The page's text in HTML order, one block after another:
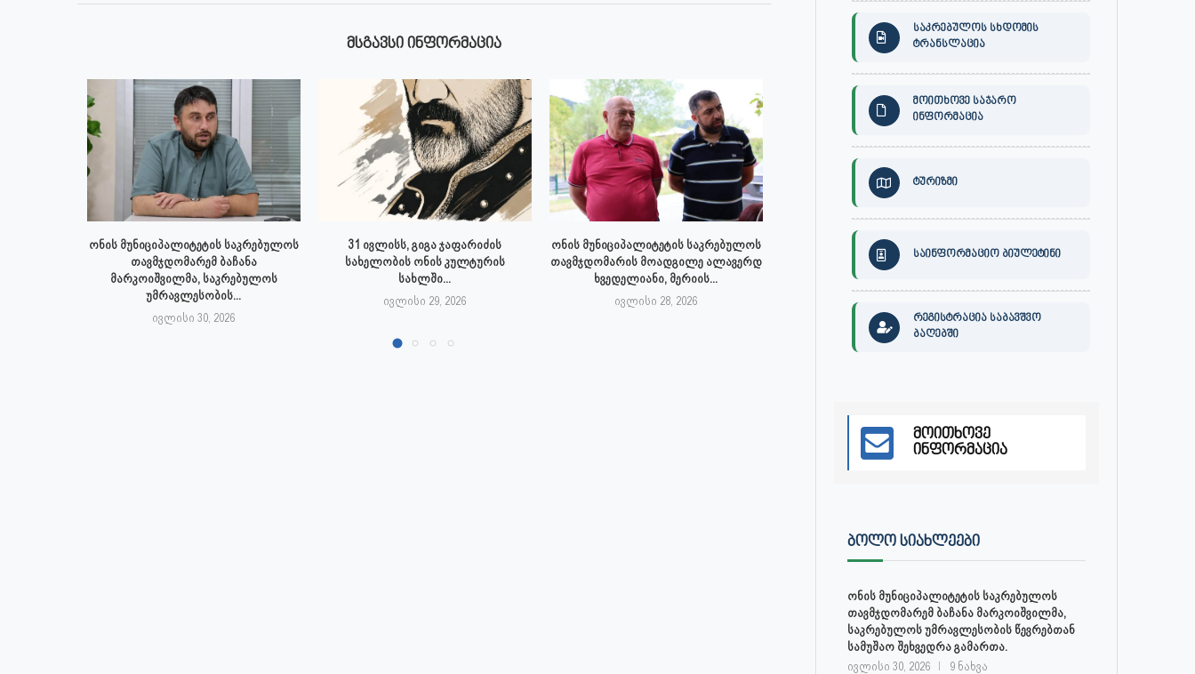
ᲛᲡᲒᲐᲕᲡᲘ ᲘᲜᲤᲝᲠᲛᲐᲪᲘᲐ
ონის მუნიციპალიტეტის საკრებულოს
თავმჯდომარემ ბაჩანა
მარკოიშვილმა, საკრებულოს
უმრავლესობის...
ივლისი 30, 2026
31 ივლისს, გიგა ჯაფარიძის
სახელობის ონის კულტურის
სახლში...
ივლისი 29, 2026
ონის მუნიციპალიტეტის საკრებულოს
თავმჯდომარის მოადგილე ალავერდ
ხვედელიანი, მერიის...
ივლისი 28, 2026
30 ივლისს, ქალაქი ონში,
დაავადებათა კონტროლისა და
საზოგადოებრივი...
ივლისი 27, 2026
ლობჟანიძემ სამუშაო
საკრებულოს სხდომის
ტრანსლაცია
მოითხოვე საჯარო
ინფორმაცია
ტურიზმი
საინფორმაციო ბიულეტინი
რეგისტრაცია საბავშვო
ბაღებში
მოითხოვე
ინფორმაცია
ᲑᲝᲚᲝ ᲡᲘᲐᲮᲚᲔᲔᲑᲘ
ონის მუნიციპალიტეტის საკრებულოს
თავმჯდომარემ ბაჩანა მარკოიშვილმა,
საკრებულოს უმრავლესობის წევრებთან
სამუშაო შეხვედრა გამართა.
ივლისი 30, 2026 9 ნახვა